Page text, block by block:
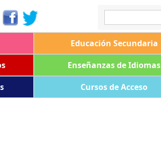
Educación Secundaria
Enseñanzas de Idiomas
Cursos de Acceso